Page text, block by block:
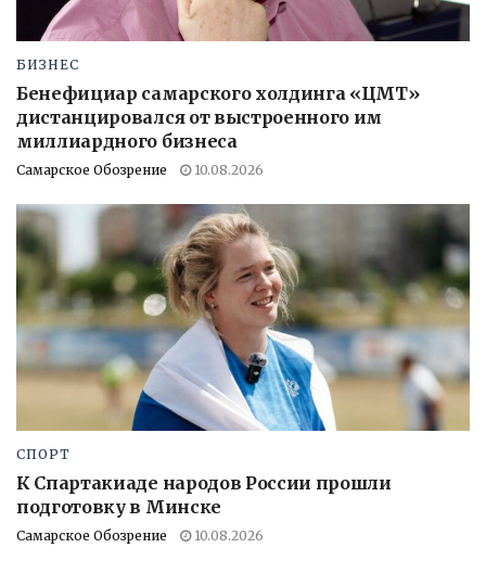
БИЗНЕС
Бенефициар самарского холдинга «ЦМТ»
дистанцировался от выстроенного им
миллиардного бизнеса
Самарское Обозрение 10.08.2026
СПОРТ
К Спартакиаде народов России прошли
подготовку в Минске
Самарское Обозрение 10.08.2026